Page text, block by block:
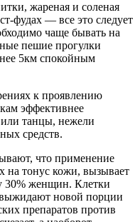
жареная и соленая
фудах — все это следует
чаще бывать на
пешие прогулки
5км спокойным
к проявлению
эффективнее
или танцы, нежели
средств.
что применение
на тонус кожи, вызывает
30% женщин. Клетки
выжидают новой порции
препаратов против